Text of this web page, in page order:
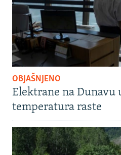
OBJAŠNJENO
Elektrane na Dunavu
temperatura raste